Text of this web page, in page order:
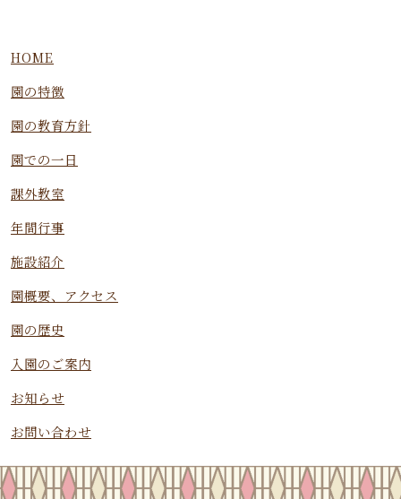
HOME
園の特徴
園の教育方針
園での一日
課外教室
年間行事
施設紹介
園概要、アクセス
園の歴史
入園のご案内
お知らせ
お問い合わせ